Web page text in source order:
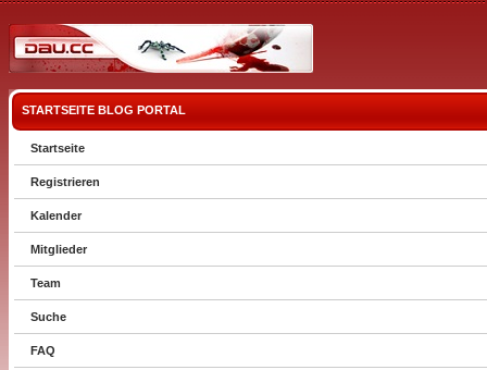
STARTSEITE BLOG PORTAL
Startseite
Registrieren
Kalender
Mitglieder
Team
Suche
FAQ